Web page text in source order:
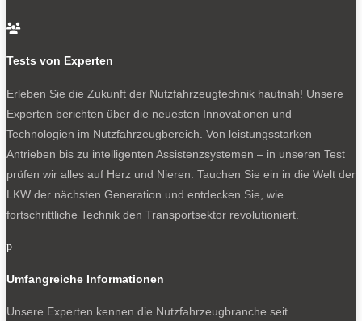
NEWSLETTER
Bleiben Sie auf dem Laufenden
Erhalten Sie die neuesten News und Hinweise auf
aktuelle Tests direkt in Ihren Posteingang

Tests von Experten
Erleben Sie die Zukunft der Nutzfahrzeugtechnik hautnah! Unsere
Experten berichten über die neuesten Innovationen und
Technologien im Nutzfahrzeugbereich. Von leistungsstarken
Antrieben bis zu intelligenten Assistenzsystemen – in unseren Test
prüfen wir alles auf Herz und Nieren. Tauchen Sie ein in die Welt der
LKW der nächsten Generation und entdecken Sie, wie
fortschrittliche Technik den Transportsektor revolutioniert.
p
Umfangreiche Informationen
Unsere Experten kennen die Nutzfahrzeugbranche seit